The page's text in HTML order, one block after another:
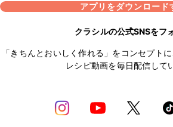
アプリをダウンロード
クラシルの公式SNSをフ
「きちんとおいしく作れる」をコンセプト
レシピ動画を毎日配信して